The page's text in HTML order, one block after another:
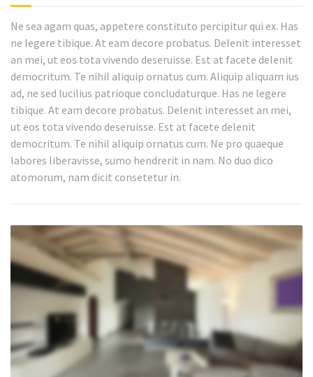
Ne sea agam quas, appetere constituto percipitur qui ex. Has
ne legere tibique. At eam decore probatus. Delenit interesset
an mei, ut eos tota vivendo deseruisse. Est at facete delenit
democritum. Te nihil aliquip ornatus cum. Aliquip aliquam ius
ad, ne sed lucilius patrioque concludaturque. Has ne legere
tibique. At eam decore probatus. Delenit interesset an mei,
ut eos tota vivendo deseruisse. Est at facete delenit
democritum. Te nihil aliquip ornatus cum. Ne pro quaeque
labores liberavisse, sumo hendrerit in nam. No duo dico
atomorum, nam dicit consetetur in.